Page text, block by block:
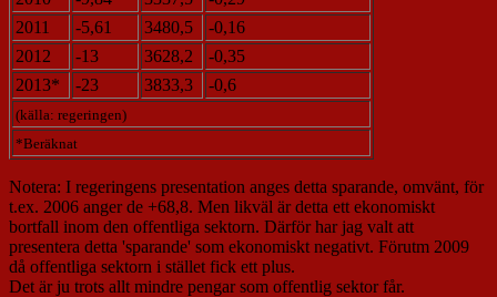
2011
-5,61 3480,5
-0,16
2012
-13 3628,2
-0,35
2013*
-23 3833,3 -0,6
(källa: regeringen)
*Beräknat
Notera: I regeringens presentation anges detta sparande, omvänt, för
t.ex. 2006 anger de +68,8. Men likväl är detta ett ekonomiskt
bortfall inom den offentliga sektorn. Därför har jag valt att
presentera detta 'sparande' som ekonomiskt negativt. Förutm 2009
då offentliga sektorn i stället fick ett plus.
Det är ju trots allt mindre pengar som offentlig sektor får.